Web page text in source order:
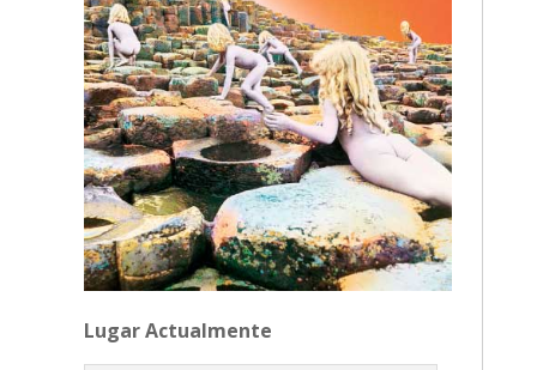
Lugar Actualmente